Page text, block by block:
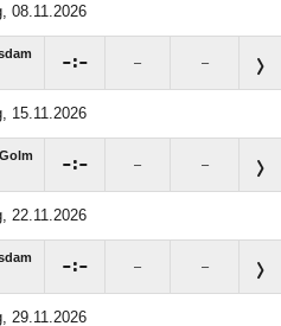
08.11.2026
: – –
15.11.2026
: – –
22.11.2026
: – –
29.11.2026